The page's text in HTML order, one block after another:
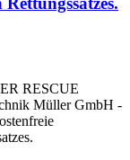
RESCUE
Müller GmbH -